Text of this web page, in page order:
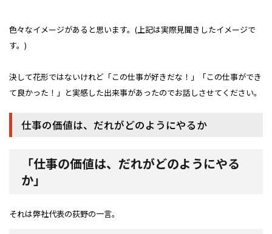
色々なイメージがあると思います。(上記は実際見聞きしたイメージで
す。)
決して花形ではないけれど「この仕事が好きだな！」「この仕事ができ
て良かった！」と実感した出来事があったのでお話しさせてください。
仕事の価値は、だれがどのようにやるか
「仕事の価値は、だれがどのようにやる
か」
それは弊社代表の荻野の一言。